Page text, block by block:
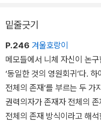
경을 충실히 소개하면서도
거 사상의 핵심 문장과 구절
직조해낸다. 저자는 아무런
재의 신비에 한 걸음이라도
독자를 하이데거 사상의 세
밑줄긋기
P.246 겨울호랑이
메모들에서 니체 자신이 논
‘동일한 것의 영원회귀‘다.
전체의 존재‘를 부르는 두 가
권력의자가 존재자 전체의
전체의 존재 방식이라고 해